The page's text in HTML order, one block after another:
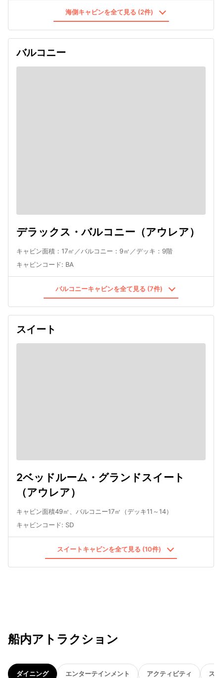
海側キャビンを全て見る (2件)
バルコニー
デラックス・バルコニー（アウレア）
キャビン面積：17㎡／バルコニー：9㎡／デッキ：9階
キャビンコード: BA
バルコニーキャビンを全て見る (7件)
スイート
2ベッドルーム・グランドスイート
（アウレア）
キャビン面積49㎡、バルコニー17㎡（デッキ11～14）
キャビンコード: SD
スイートキャビンを全て見る (10件)
船内アトラクション
ダイニング エンターテインメント アクティビティ ス